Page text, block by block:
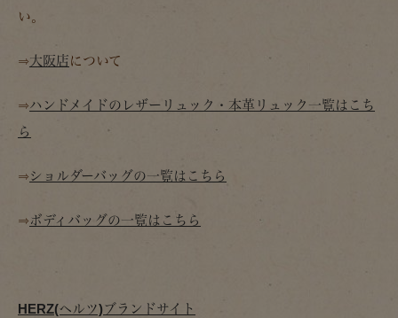
い。
⇒大阪店について
⇒ハンドメイドのレザーリュック・本革リュック一覧はこち
ら
⇒ショルダーバッグの一覧はこちら
⇒ボディバッグの一覧はこちら
HERZ(ヘルツ)ブランドサイト